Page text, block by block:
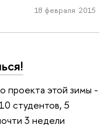
18 февраля 2015
проекта этой зимы -
студентов, 5
3 недели